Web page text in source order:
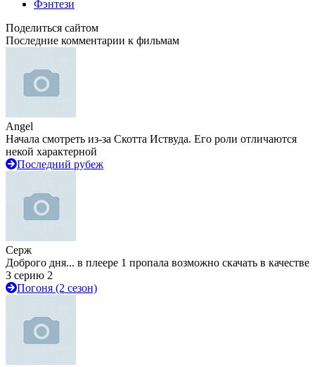
Фэнтези
Поделиться сайтом
Последние комментарии к фильмам
Angel
Начала смотреть из-за Скотта Иствуда. Его роли отличаются
некой характерной
Последний рубеж
Серж
Доброго дня... в плеере 1 пропала возможно скачать в качестве
3 серию 2
Погоня (2 сезон)